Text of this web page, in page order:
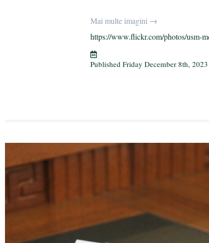
bo
ok
tte
r
gr
a
Mai multe imagini →
https://www.flickr.com/photos/usm-
Published Friday December 8th, 2023